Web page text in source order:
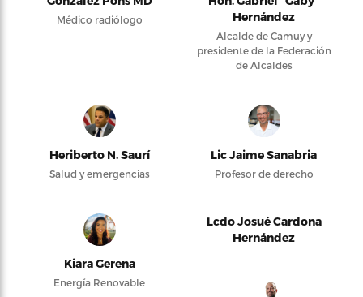
Médico radiólogo
Hernández
Alcalde de Camuy y
presidente de la Federación
de Alcaldes
Heriberto N. Saurí
Salud y emergencias
Lic Jaime Sanabria
Profesor de derecho
Kiara Gerena
Energía Renovable
Lcdo Josué Cardona
Hernández